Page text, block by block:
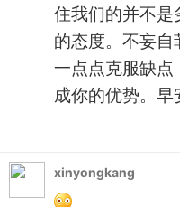
住我们的并不是
的态度。不妄
一点点克服缺点
成你的优势。早
xinyongkang